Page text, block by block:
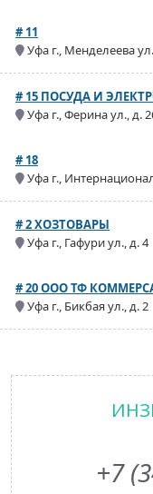
# 11
Уфа г., Менделеева
# 15 ПОСУДА И
Уфа г., Ферина ул., д.
# 18
Уфа г.,
# 2 ХОЗТОВАРЫ
Уфа г., Гафури ул., д. 4
# 20 ООО ТФ
Уфа г., Бикбая ул., д. 2
+7